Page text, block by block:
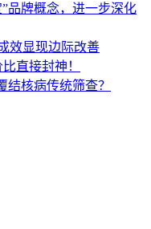
品牌概念，进一步深化
效显现边际改善
直接封神！
结核病传统筛查？